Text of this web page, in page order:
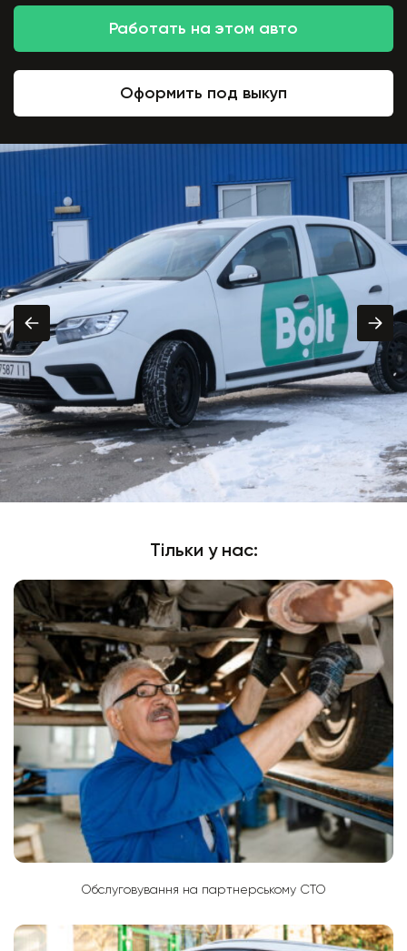
Работать на этом авто
Оформить под выкуп
Тільки у нас:
Обслуговування на партнерському СТО